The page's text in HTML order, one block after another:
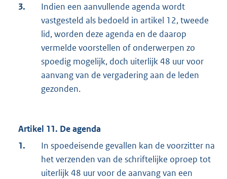
3.
Indien een aanvullende agenda wordt
vastgesteld als bedoeld in artikel 12, tweede
lid, worden deze agenda en de daarop
vermelde voorstellen of onderwerpen zo
spoedig mogelijk, doch uiterlijk 48 uur voor
aanvang van de vergadering aan de leden
gezonden.
Artikel 11. De agenda
1.
In spoedeisende gevallen kan de voorzitter na
het verzenden van de schriftelijke oproep tot
uiterlijk 48 uur voor de aanvang van een